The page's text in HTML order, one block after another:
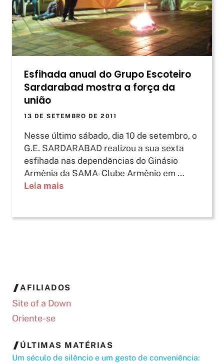
Esfihada anual do Grupo Escoteiro
Sardarabad mostra a força da
união
13 DE SETEMBRO DE 2011
Nesse último sábado, dia 10 de setembro, o
G.E. SARDARABAD realizou a sua sexta
esfihada nas dependências do Ginásio
Armênia da SAMA- Clube Armênio em ...
Leia mais
AFILIADOS
Site of a Down
Oriente-se
ÚLTIMAS MATÉRIAS
Um século de silêncio e um gesto de conveniência: